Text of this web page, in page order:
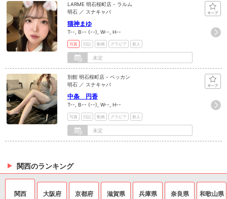
LARME 明石桜町店 - ラルム
明石 ／ スナキャバ
猫神まゆ
T--, B-- (--), W--, H--
写真 日記 動画 グラビア 新人
未定
別館 明石桜町店 - ベッカン
明石 ／ スナキャバ
中条 円香
T--, B-- (--), W--, H--
写真 日記 動画 グラビア 新人
未定
関西のランキング
関西 大阪府 京都府 滋賀県 兵庫県 奈良県 和歌山県